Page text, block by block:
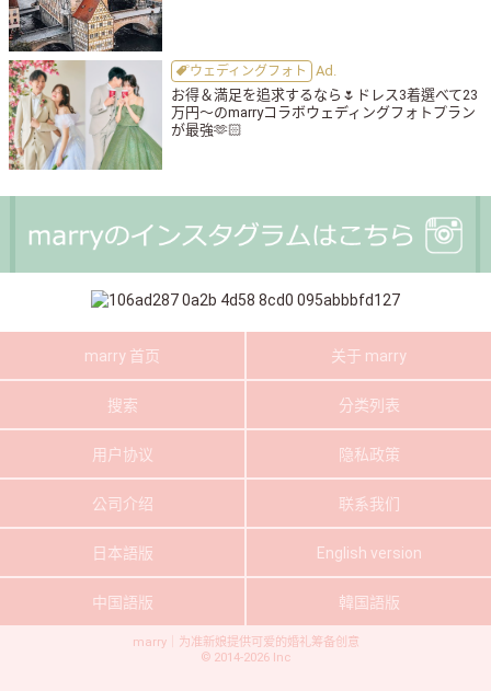
ウェディングフォト
お得＆満足を追求するなら🌷ドレス3着選べて23
万円〜のmarryコラボウェディングフォトプラン
が最強🫶🏻
marry 首页 关于 marry
搜索 分类列表
用户协议 隐私政策
公司介绍 联系我们
日本語版 English version
中国語版 韓国語版
marry｜为准新娘提供可爱的婚礼筹备创意
© 2014-2026 Inc